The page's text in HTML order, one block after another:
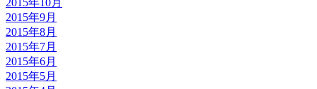
2015年10月
2015年9月
2015年8月
2015年7月
2015年6月
2015年5月